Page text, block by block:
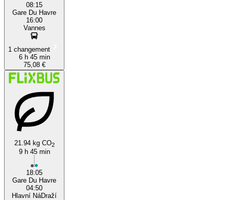
08:15
Gare Du Havre
16:00
Vannes
1 changement
6 h 45 min
75,08 €
21.94 kg CO2
9 h 45 min
18:05
Gare Du Havre
04:50
Hlavní NáDraží